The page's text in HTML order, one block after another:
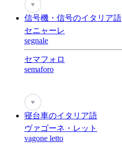
♥
信号機・信号のイタリア語
セニャーレ
segnale
セマフォロ
semaforo
♥
寝台車のイタリア語
ヴァゴーネ・レット
vagone letto